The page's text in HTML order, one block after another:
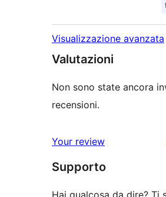
Visualizzazione avanzata
Valutazioni
Non sono state ancora
recensioni.
Your review
Supporto